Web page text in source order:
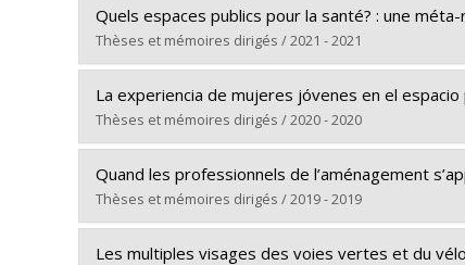
Lien vers le document dans Papyrus
Graduate :Epikmen, Ipek
Cycle : Master's
Grade :M. Sc. A.
Lien vers le document dans Papyrus
Quels espaces publics pour la santé? : une
Thèses et mémoires dirigés / 2021 - 2021
Graduate :Braën, Caroline
Cycle : Master's
Grade :M. Sc.
Lien vers le document dans Papyrus
La experiencia de mujeres jóvenes en el
Thèses et mémoires dirigés / 2020 - 2020
Graduate :Boudot, Amélie
Cycle : Master's
Grade :M. Urb.
Lien vers le document dans Papyrus
Quand les professionnels de l’aménagement
Thèses et mémoires dirigés / 2019 - 2019
Graduate :Emond, Mathieu
Les multiples visages des voies vertes et du